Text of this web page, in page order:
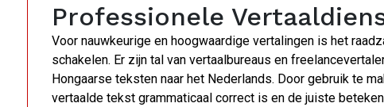
Professionele
Voor nauwkeurige en hoogwaardige vertalingen is het
schakelen. Er zijn tal van vertaalbureaus en
Hongaarse teksten naar het Nederlands. Door gebruik te
vertaalde tekst grammaticaal correct is en de juiste